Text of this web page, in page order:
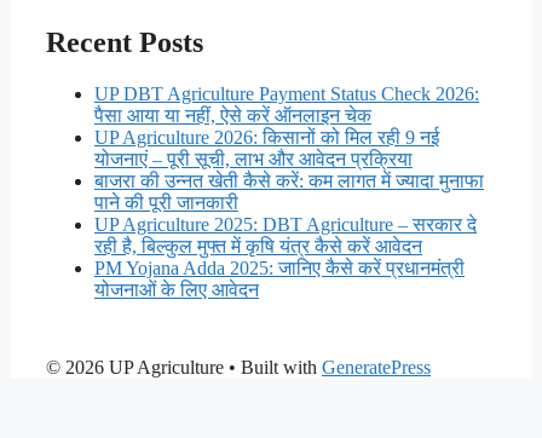
Recent Posts
UP DBT Agriculture Payment Status Check 2026:
पैसा आया या नहीं, ऐसे करें ऑनलाइन चेक
UP Agriculture 2026: किसानों को मिल रही 9 नई
योजनाएं – पूरी सूची, लाभ और आवेदन प्रक्रिया
बाजरा की उन्नत खेती कैसे करें: कम लागत में ज्यादा मुनाफा
पाने की पूरी जानकारी
UP Agriculture 2025: DBT Agriculture – सरकार दे
रही है, बिल्कुल मुफ्त में कृषि यंत्र कैसे करें आवेदन
PM Yojana Adda 2025: जानिए कैसे करें प्रधानमंत्री
योजनाओं के लिए आवेदन
© 2026 UP Agriculture • Built with GeneratePress